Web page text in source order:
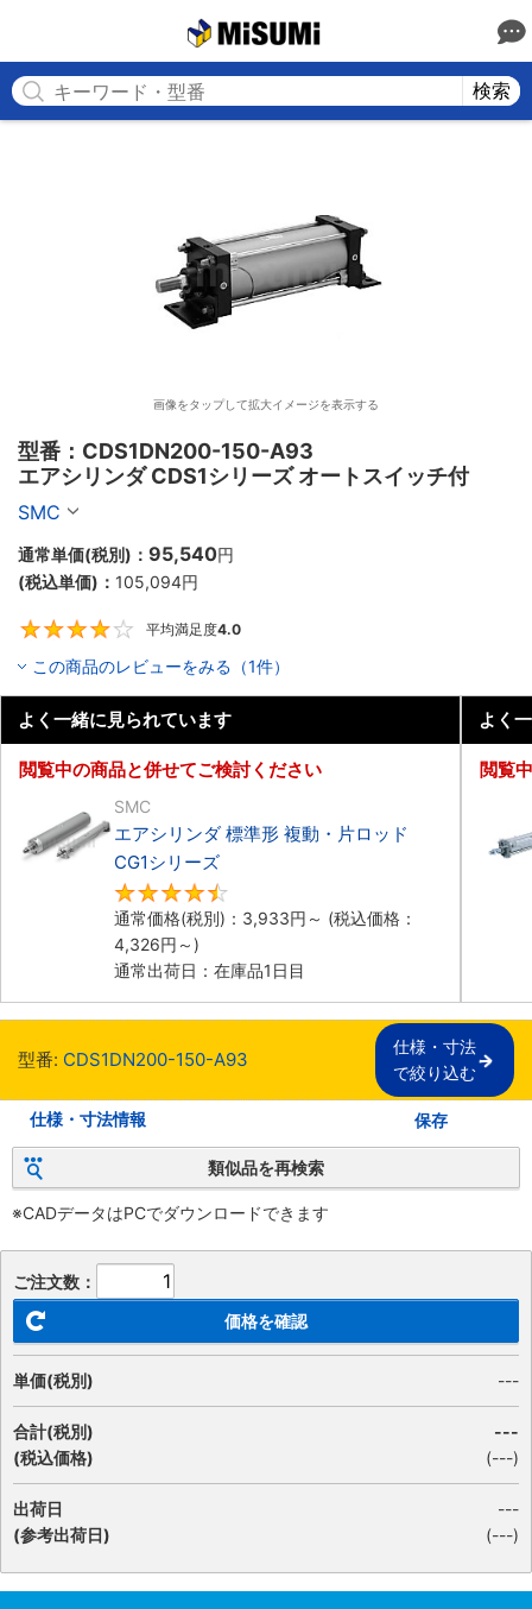
検索
画像をタップして拡大イメージを表示する
型番：CDS1DN200-150-A93
エアシリンダ CDS1シリーズ オートスイッチ付
SMC
通常単価(税別)： 95,540円
(税込単価)： 105,094円
平均満足度4.0
この商品のレビューをみる（1件）
よく一緒に見られています
閲覧中の商品と併せてご検討ください
SMC
エアシリンダ 標準形 複動・片ロッド
CG1シリーズ
通常価格(税別)： 3,933円 ～ (税込価格：
4,326円 ～)
通常出荷日：在庫品1日目
よく
閲覧
型番: CDS1DN200-150-A93
仕様・寸法
で絞り込む
仕様・寸法情報 保存
類似品を再検索
※CADデータはPCでダウンロードできます
ご注文数：
価格を確認
単価(税別) ---
合計(税別)
(税込価格)
---
(---)
出荷日
(参考出荷日)
---
(---)